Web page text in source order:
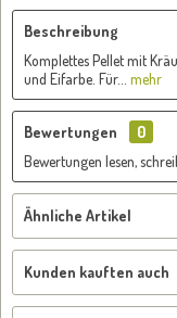
Beschreibung
Komplettes Pellet mit
und Eifarbe. Für...
mehr
Bewertungen
0
Bewertungen lesen,
Ähnliche Artikel
Kunden kauften auch